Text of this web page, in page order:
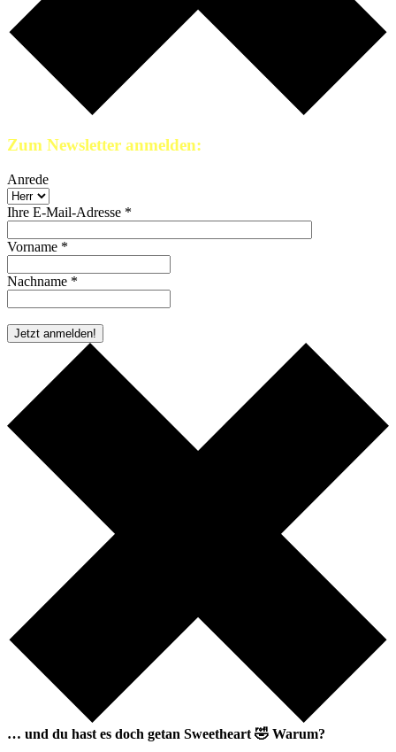
Zum Newsletter anmelden:
Anrede
Ihre E-Mail-Adresse *
Vorname *
Nachname *
… und du hast es doch getan Sweetheart 🤣 Warum?